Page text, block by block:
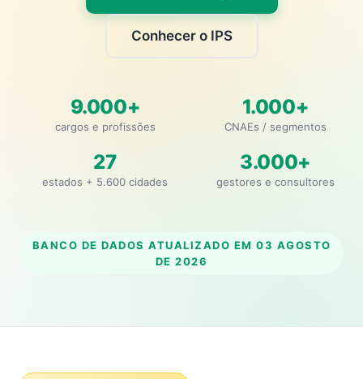
Conhecer o IPS
9.000+
cargos e profissões
1.000+
CNAEs / segmentos
27
estados + 5.600 cidades
3.000+
gestores e consultores
BANCO DE DADOS ATUALIZADO EM 03 AGOSTO
DE 2026